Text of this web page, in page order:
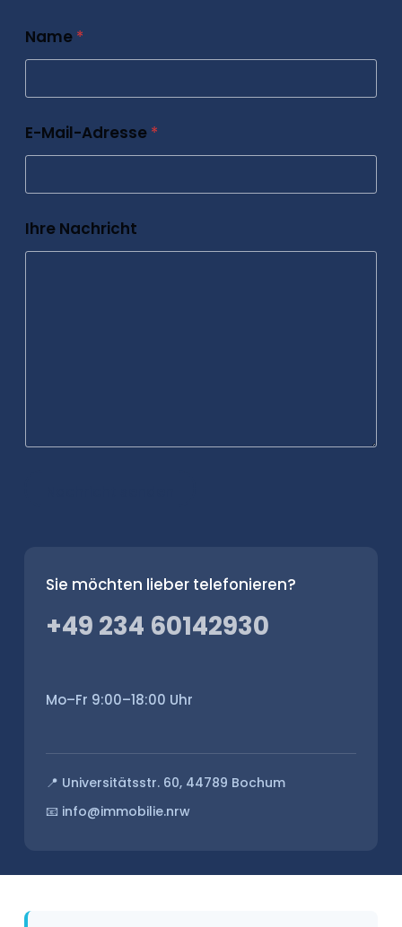
Name *
E-Mail-Adresse *
Ihre Nachricht
Sie möchten lieber telefonieren?
+49 234 60142930
Mo–Fr 9:00–18:00 Uhr
📍 Universitätsstr. 60, 44789 Bochum
📧 info@immobilie.nrw